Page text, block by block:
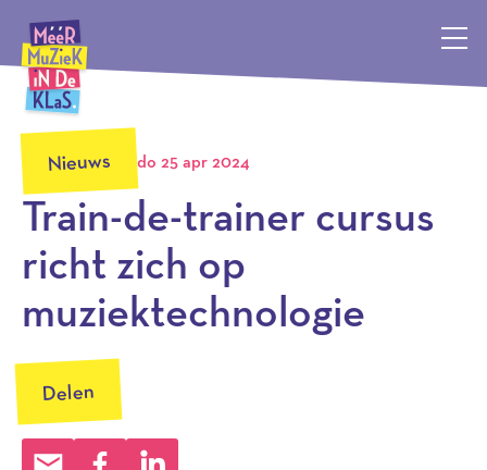
Méér Muziek in de Klas, terug naar de homepagina
Nieuws do 25 apr 2024
Train-de-trainer cursus
richt zich op
muziektechnologie
Delen